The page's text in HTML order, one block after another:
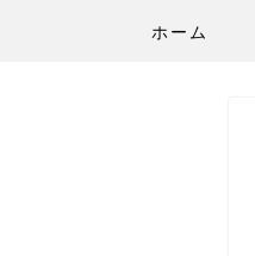
ホーム